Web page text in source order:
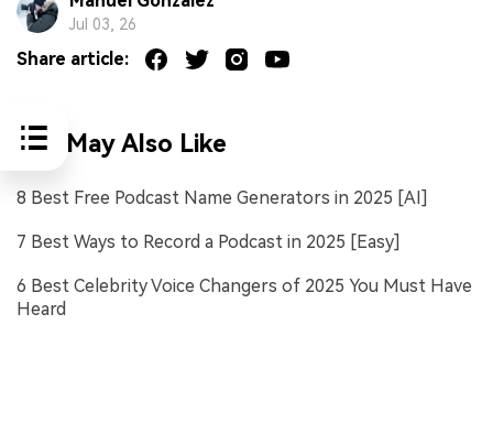
Jul 03, 26
Share article:
You May Also Like
8 Best Free Podcast Name Generators in 2025 [AI]
7 Best Ways to Record a Podcast in 2025 [Easy]
6 Best Celebrity Voice Changers of 2025 You Must Have
Heard